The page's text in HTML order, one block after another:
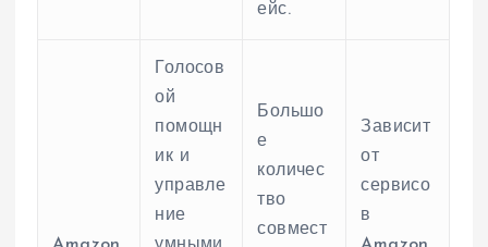
ейс.
Голосов
ой
помощн
ик и
управле
ние
Большо
е
количес
тво
совмест
Зависит
от
сервисо
в